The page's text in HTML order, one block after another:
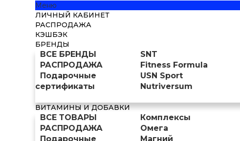
Меню
ЛИЧНЫЙ КАБИНЕТ
РАСПРОДАЖА
КЭШБЭК
БРЕНДЫ
ВСЕ БРЕНДЫ
РАСПРОДАЖА
Подарочные
сертификаты
SNT
Fitness Formula
USN Sport
Nutriversum
ВИТАМИНЫ И ДОБАВКИ
ВСЕ ТОВАРЫ
РАСПРОДАЖА
Подарочные
Комплексы
Омега
Магний